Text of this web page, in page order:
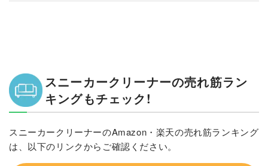
スニーカークリーナーの売れ筋ラン
キングもチェック!
スニーカークリーナーのAmazon・楽天の売れ筋ランキング
は、以下のリンクからご確認ください。